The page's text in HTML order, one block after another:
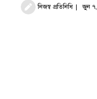
নিজস্ব প্রতিনিধি জুন